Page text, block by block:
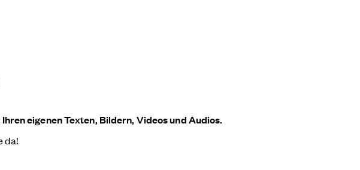
eigenen Texten, Bildern, Videos und Audios.
da!